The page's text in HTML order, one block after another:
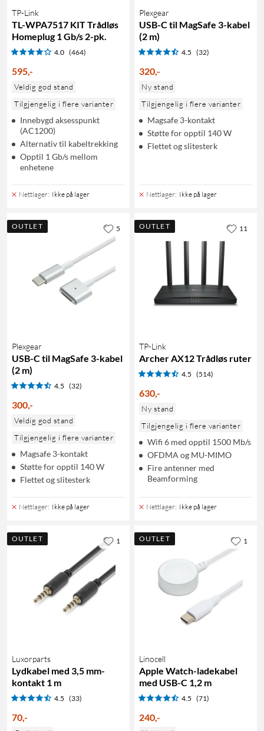
TP-Link
TL-WPA7517 KIT Trådløs
Homeplug 1 Gb/s 2-pk.
4.0 (464)
595,-
Veldig god stand
Tilgjengelig i flere varianter
Innebygd aksesspunkt
(AC1200)
Alternativ til kabeltrekking
Opptil 1 Gb/s mellom
enhetene
Nettlager: Ikke på lager
Plexgear
USB-C til MagSafe 3-kabel
(2 m)
4.5 (32)
320,-
Ny stand
Tilgjengelig i flere varianter
Magsafe 3-kontakt
Støtte for opptil 140 W
Flettet og slitesterk
Nettlager: Ikke på lager
OUTLET
Plexgear
USB-C til MagSafe 3-kabel
(2 m)
4.5 (32)
300,-
Veldig god stand
Tilgjengelig i flere varianter
Magsafe 3-kontakt
Støtte for opptil 140 W
Flettet og slitesterk
Nettlager: Ikke på lager
5 OUTLET
TP-Link
Archer AX12 Trådløs ruter
4.5 (514)
630,-
Ny stand
Tilgjengelig i flere varianter
Wifi 6 med opptil 1500 Mb/s
OFDMA og MU-MIMO
Fire antenner med
Beamforming
Nettlager: Ikke på lager
11
OUTLET
Luxorparts
Lydkabel med 3,5 mm-
kontakt 1 m
4.5 (33)
70,-
1 OUTLET
Linocell
Apple Watch-ladekabel
med USB-C 1,2 m
4.5 (71)
240,-
1